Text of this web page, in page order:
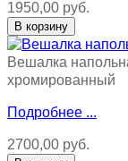
1950,00 руб.
Вешалка
хромированный
Подробнее ...
2700,00 руб.